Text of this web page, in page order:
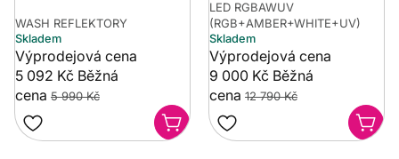
WASH REFLEKTORY
Skladem
Výprodejová cena
5 092 Kč Běžná
cena 5 990 Kč
LED RGBAWUV
(RGB+AMBER+WHITE+UV)
Skladem
Výprodejová cena
9 000 Kč Běžná
cena 12 790 Kč